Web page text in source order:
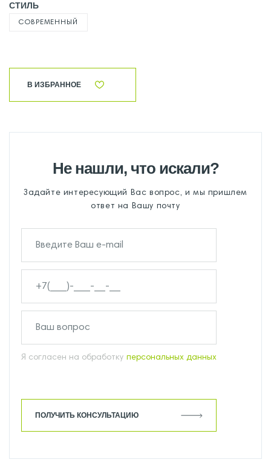
СТИЛЬ
СОВРЕМЕННЫЙ
В ИЗБРАННОЕ
Не нашли, что искали?
Задайте интересующий Вас вопрос, и мы пришлем
ответ на Вашу почту
Я согласен на обработку персональных данных
ПОЛУЧИТЬ КОНСУЛЬТАЦИЮ